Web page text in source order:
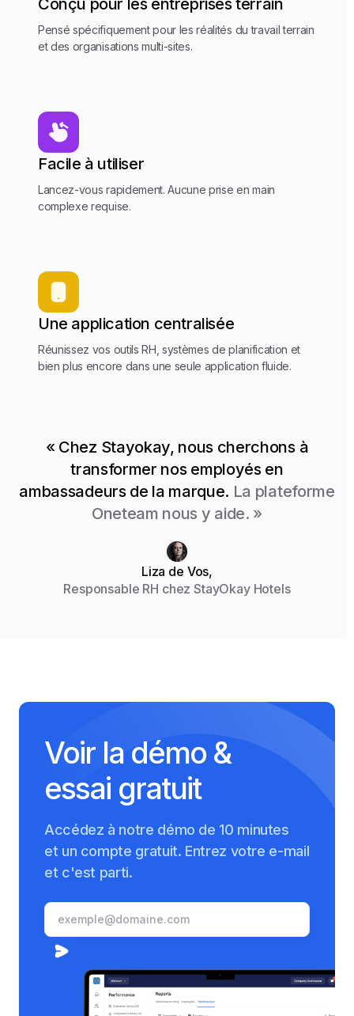
Conçu pour les entreprises terrain
Pensé spécifiquement pour les réalités du travail terrain
et des organisations multi-sites.
Facile à utiliser
Lancez-vous rapidement. Aucune prise en main
complexe requise.
Une application centralisée
Réunissez vos outils RH, systèmes de planification et
bien plus encore dans une seule application fluide.
« Chez Stayokay, nous cherchons à
transformer nos employés en
ambassadeurs de la marque. La plateforme
Oneteam nous y aide. »
Liza de Vos,
Responsable RH chez StayOkay Hotels
Voir la démo &
essai gratuit
Accédez à notre démo de 10 minutes
et un compte gratuit. Entrez votre e-mail
et c'est parti.